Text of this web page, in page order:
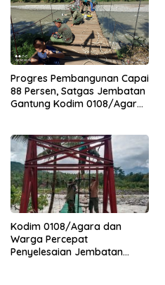
Progres Pembangunan Capai
88 Persen, Satgas Jembatan
Gantung Kodim 0108/Agara
Kodim 0108/Agara dan
Warga Percepat
Penyelesaian Jembatan